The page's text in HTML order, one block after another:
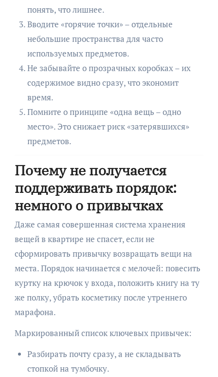
понять, что лишнее.
Вводите «горячие точки» – отдельные
небольшие пространства для часто
используемых предметов.
Не забывайте о прозрачных коробках – их
содержимое видно сразу, что экономит
время.
Помните о принципе «одна вещь – одно
место». Это снижает риск «затерявшихся»
предметов.
Почему не получается
поддерживать порядок:
немного о привычках
Даже самая совершенная система хранения
вещей в квартире не спасет, если не
сформировать привычку возвращать вещи на
места. Порядок начинается с мелочей: повесить
куртку на крючок у входа, положить книгу на ту
же полку, убрать косметику после утреннего
марафона.
Маркированный список ключевых привычек:
Разбирать почту сразу, а не складывать
стопкой на тумбочку.